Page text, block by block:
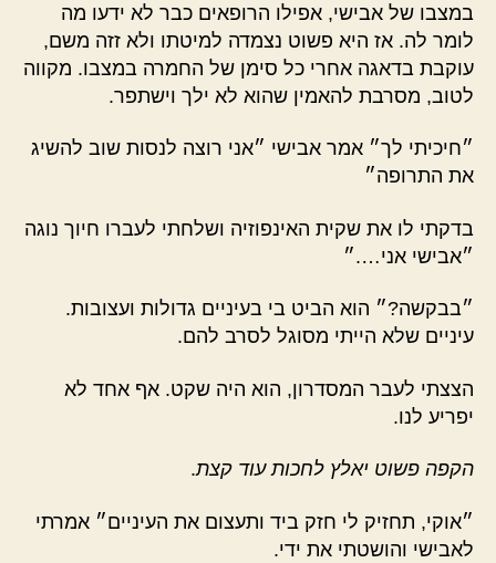
במצבו של אבישי, אפילו הרופאים כבר לא ידעו מה
לומר לה. אז היא פשוט נצמדה למיטתו ולא זזה משם,
עוקבת בדאגה אחרי כל סימן של החמרה במצבו. מקווה
לטוב, מסרבת להאמין שהוא לא ילך וישתפר.
״חיכיתי לך״ אמר אבישי ״אני רוצה לנסות שוב להשיג
את התרופה״
בדקתי לו את שקית האינפוזיה ושלחתי לעברו חיוך נוגה
״אבישי אני….״
״בבקשה?״ הוא הביט בי בעיניים גדולות ועצובות.
עיניים שלא הייתי מסוגל לסרב להם.
הצצתי לעבר המסדרון, הוא היה שקט. אף אחד לא
יפריע לנו.
הקפה פשוט יאלץ לחכות עוד קצת.
״אוקי, תחזיק לי חזק ביד ותעצום את העיניים״ אמרתי
לאבישי והושטתי את ידי.